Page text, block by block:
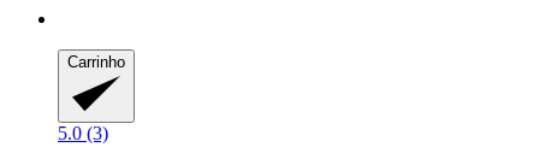
Carrinho
5.0 (3)